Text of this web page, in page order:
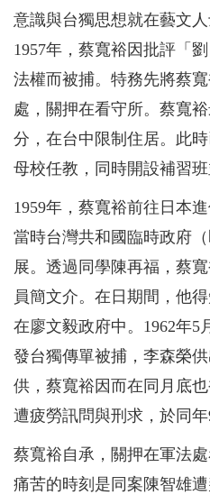
意識與台獨思想就在藝文人
1957年，蔡寬裕因批評「
法權而被捕。特務先將蔡
處，關押在看守所。蔡寬
分，在台中限制住居。此
母校任教，同時開設補習班
1959年，蔡寬裕前往日本
當時台灣共和國臨時政府
展。透過同學陳再福，蔡
員簡文介。在日期間，他
在廖文毅政府中。1962年5
發台獨傳單被捕，李森榮
供，蔡寬裕因而在同月底
遭疲勞訊問與刑求，於同年
蔡寬裕自承，關押在軍法
痛苦的時刻是同案陳智雄